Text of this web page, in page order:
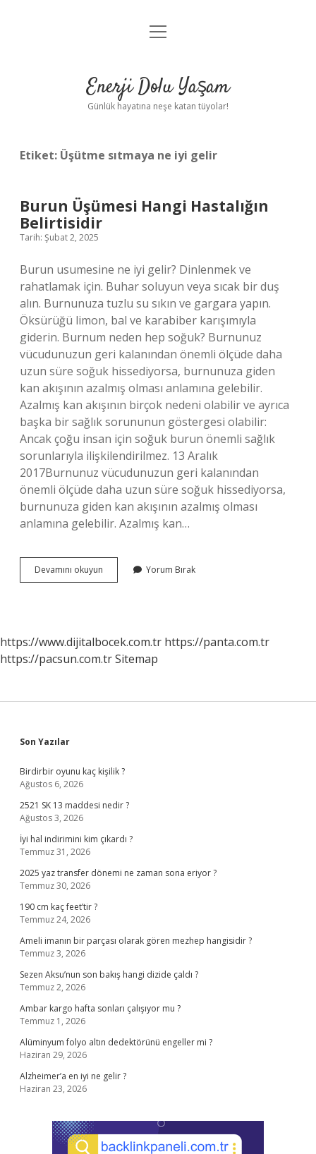
Anasayfa
Yasal Uyarı
menüyü
Enerji Dolu Yaşam
Günlük hayatına neşe katan tüyolar!
Etiket: Üşütme sıtmaya ne iyi gelir
Burun Üşümesi Hangi Hastalığın
Belirtisidir
Tarih: Şubat 2, 2025
Burun usumesine ne iyi gelir? Dinlenmek ve
rahatlamak için. Buhar soluyun veya sıcak bir duş
alın. Burnunuza tuzlu su sıkın ve gargara yapın.
Öksürüğü limon, bal ve karabiber karışımıyla
giderin. Burnum neden hep soğuk? Burnunuz
vücudunuzun geri kalanından önemli ölçüde daha
uzun süre soğuk hissediyorsa, burnunuza giden
kan akışının azalmış olması anlamına gelebilir.
Azalmış kan akışının birçok nedeni olabilir ve ayrıca
başka bir sağlık sorununun göstergesi olabilir:
Ancak çoğu insan için soğuk burun önemli sağlık
sorunlarıyla ilişkilendirilmez. 13 Aralık
2017Burnunuz vücudunuzun geri kalanından
önemli ölçüde daha uzun süre soğuk hissediyorsa,
burnunuza giden kan akışının azalmış olması
anlamına gelebilir. Azalmış kan…
Devamını okuyun
Üşümesi
Yorum Bırak
https://www.dijitalbocek.com.tr https://panta.com.tr
https://pacsun.com.trSitemap
Sidebar
Son Yazılar
Birdirbir oyunu kaç kişilik ?
Ağustos 6, 2026
2521 SK 13 maddesi nedir ?
Ağustos 3, 2026
İyi hal indirimini kim çıkardı ?
Temmuz 31, 2026
2025 yaz transfer dönemi ne zaman sona eriyor ?
Temmuz 30, 2026
190 cm kaç feet’tir ?
Temmuz 24, 2026
Ameli imanın bir parçası olarak gören mezhep hangisidir ?
Temmuz 3, 2026
Sezen Aksu’nun son bakış hangi dizide çaldı ?
Temmuz 2, 2026
Ambar kargo hafta sonları çalışıyor mu ?
Temmuz 1, 2026
Alüminyum folyo altın dedektörünü engeller mi ?
Haziran 29, 2026
Alzheimer’a en iyi ne gelir ?
Haziran 23, 2026